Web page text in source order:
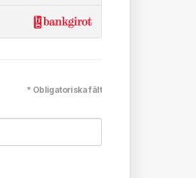
* Obligatoriska fält